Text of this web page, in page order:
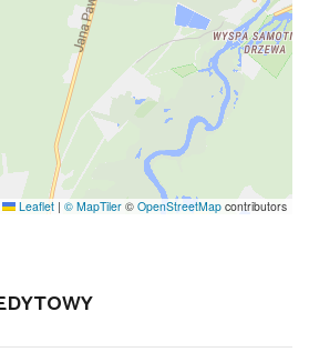
Leaflet | © MapTiler © OpenStreetMap contributors